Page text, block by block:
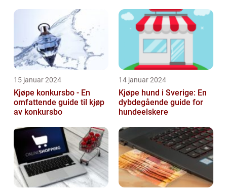
15 januar 2024
Kjøpe konkursbo - En
omfattende guide til kjøp
av konkursbo
14 januar 2024
Kjøpe hund i Sverige: En
dybdegående guide for
hundeelskere